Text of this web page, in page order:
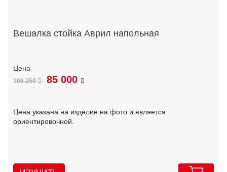
Вешалка стойка Аврил напольная
106 250 85 000
Цена указана на изделие на фото и является
ориентировочной.